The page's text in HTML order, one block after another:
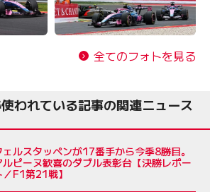
全てのフォトを見る
われている記事の関連ニュース
ェルスタッペンが17番手から今季8勝目。
ルピーヌ歓喜のダブル表彰台【決勝レポー
／F1第21戦】